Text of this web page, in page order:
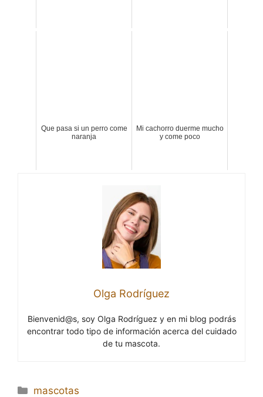
Que pasa si un perro come
naranja
Mi cachorro duerme mucho
y come poco
Olga Rodríguez
Bienvenid@s, soy Olga Rodríguez y en mi blog podrás
encontrar todo tipo de información acerca del cuidado
de tu mascota.
Categorías
mascotas